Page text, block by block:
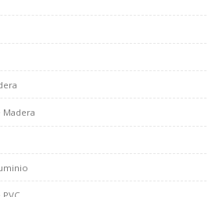
Madera